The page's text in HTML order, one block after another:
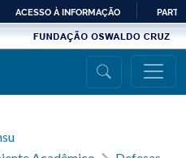
PARA
ACESSO À INFORMAÇÃO